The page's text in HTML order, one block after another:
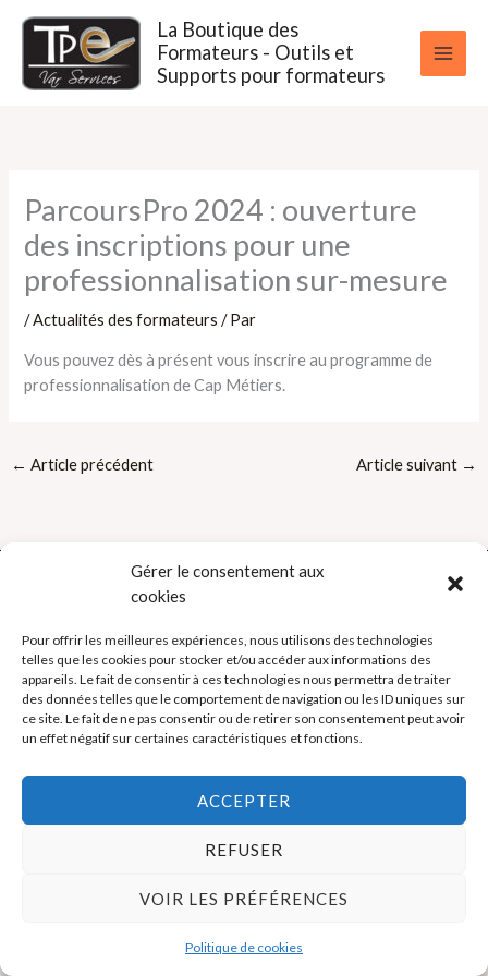
Gérer le consentement aux
cookies
Pour offrir les meilleures expériences, nous utilisons des technologies
telles que les cookies pour stocker et/ou accéder aux informations des
appareils. Le fait de consentir à ces technologies nous permettra de traiter
des données telles que le comportement de navigation ou les ID uniques sur
ce site. Le fait de ne pas consentir ou de retirer son consentement peut avoir
un effet négatif sur certaines caractéristiques et fonctions.
ACCEPTER
REFUSER
VOIR LES PRÉFÉRENCES
Politique de cookies
contenu
La Boutique des
Formateurs - Outils et
Supports pour formateurs
ParcoursPro 2024 : ouverture
des inscriptions pour une
professionnalisation sur-mesure
/Actualités des formateurs / Par
Vous pouvez dès à présent vous inscrire au programme de
professionnalisation de Cap Métiers.
← Article précédent Article suivant →
Politique de cookies (UE)
Mentions légales